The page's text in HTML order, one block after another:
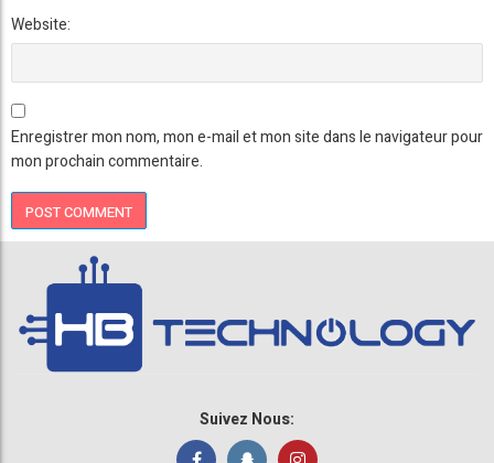
Website:
Enregistrer mon nom, mon e-mail et mon site dans le navigateur pour
mon prochain commentaire.
Suivez Nous: